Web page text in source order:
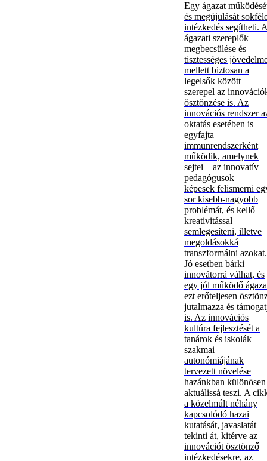
Egy ágazat
és megújulását
intézkedés segítheti.
ágazati szereplők
megbecsülése és
tisztességes
mellett biztosan a
legelsők között
szerepel az
ösztönzése is. Az
innovációs rendszer
oktatás esetében is
egyfajta
immunrendszerként
működik, amelynek
sejtei – az innovatív
pedagógusok –
képesek felismerni
sor kisebb-nagyobb
problémát, és kellő
kreativitással
semlegesíteni, illetve
megoldásokká
transzformálni azokat.
Jó esetben bárki
innovátorrá válhat, és
egy jól működő
ezt erőteljesen
jutalmazza és
is. Az innovációs
kultúra fejlesztését a
tanárok és iskolák
szakmai
autonómiájának
tervezett növelése
hazánkban különösen
aktuálissá teszi. A
a közelmúlt néhány
kapcsolódó hazai
kutatását, javaslatát
tekinti át, kitérve az
innovációt ösztönző
intézkedésekre, az